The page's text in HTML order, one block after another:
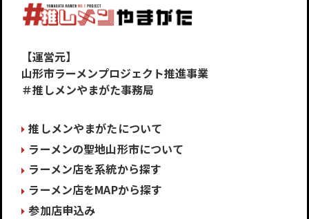
【運営元】
山形市ラーメンプロジェクト推進事業
＃推しメンやまがた事務局
推しメンやまがたについて
ラーメンの聖地山形市について
ラーメン店を系統から探す
ラーメン店をMAPから探す
参加店申込み